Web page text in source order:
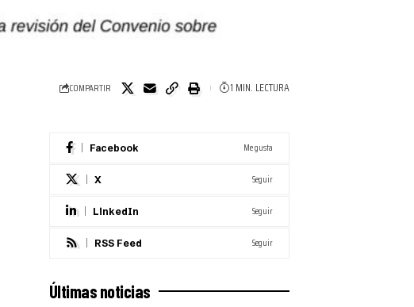
COMPARTIR 1 MIN. LECTURA
Facebook Me gusta
X Seguir
LinkedIn Seguir
RSS Feed Seguir
Últimas noticias